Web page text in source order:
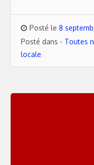
Posté le 8
Posté dans - Toutes
locale